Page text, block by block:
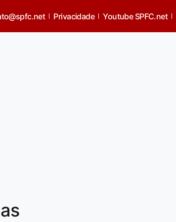
Privacidade Youtube SPFC.net